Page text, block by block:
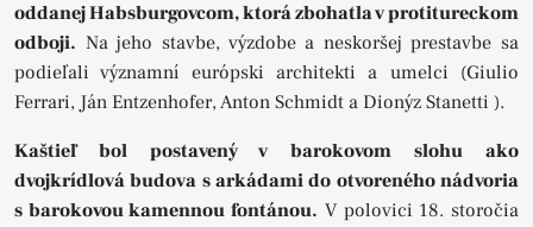
oddanej Habsburgovcom, ktorá zbohatla v protitureckom
odboji. Na jeho stavbe, výzdobe a neskoršej prestavbe sa
podieľali významní európski architekti a umelci (Giulio
Ferrari, Ján Entzenhofer, Anton Schmidt a Dionýz Stanetti ).
Kaštieľ bol postavený v barokovom slohu ako
dvojkrídlová budova s arkádami do otvoreného nádvoria
s barokovou kamennou fontánou. V polovici 18. storočia